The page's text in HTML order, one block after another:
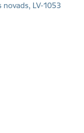
novads, LV-1053